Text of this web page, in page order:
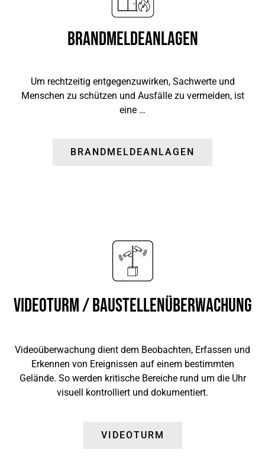
Brandmeldeanlagen
Um rechtzeitig entgegenzuwirken, Sachwerte und
Menschen zu schützen und Ausfälle zu vermeiden, ist
eine …
BRANDMELDEANLAGEN
Videoturm / Baustellenüberwachung
Videoüberwachung dient dem Beobachten, Erfassen und
Erkennen von Ereignissen auf einem bestimmten
Gelände. So werden kritische Bereiche rund um die Uhr
visuell kontrolliert und dokumentiert.
VIDEOTURM